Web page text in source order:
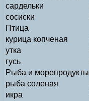
сардельки
сосиски
Птица
курица копченая
утка
гусь
Рыба и морепродукты
рыба соленая
икра